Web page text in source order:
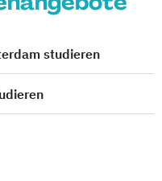
studieren